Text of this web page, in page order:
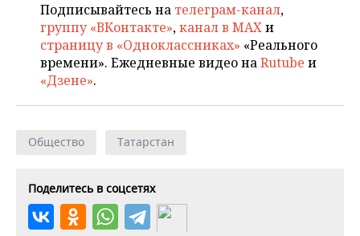
Подписывайтесь на телеграм-канал,
группу «ВКонтакте»,канал в MAXи
страницу в «Одноклассниках» «Реального
времени». Ежедневные видео наRutube и
«Дзене».
Общество Татарстан
Поделитесь в соцсетях